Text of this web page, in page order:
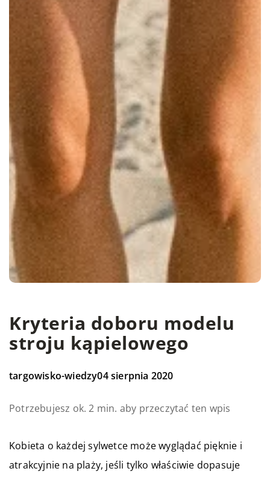
Kryteria doboru modelu
stroju kąpielowego
targowisko-wiedzy04 sierpnia 2020
Potrzebujesz ok. 2 min. aby przeczytać ten wpis
Kobieta o każdej sylwetce może wyglądać pięknie i
atrakcyjnie na plaży, jeśli tylko właściwie dopasuje